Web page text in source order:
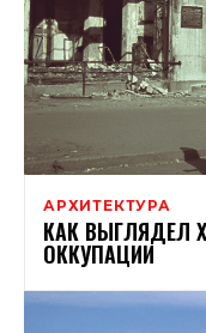
АРХИТЕКТУРА
КАК ВЫГЛЯДЕЛ
ОККУПАЦИИ